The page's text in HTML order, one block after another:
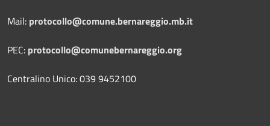
Mail: protocollo@comune.bernareggio.mb.it
PEC: protocollo@comunebernareggio.org
Centralino Unico: 039 9452100